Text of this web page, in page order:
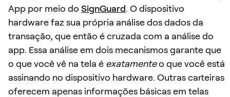
App por meio do SignGuard. O dispositivo
hardware faz sua própria análise dos dados da
transação, que então é cruzada com a análise do
app. Essa análise em dois mecanismos garante que
o que você vê na tela é exatamenteo que você está
assinando no dispositivo hardware. Outras carteiras
oferecem apenas informações básicas em telas